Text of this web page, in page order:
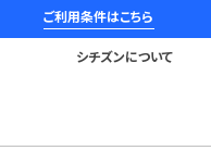
ご利用条件はこちら
シチズンについて